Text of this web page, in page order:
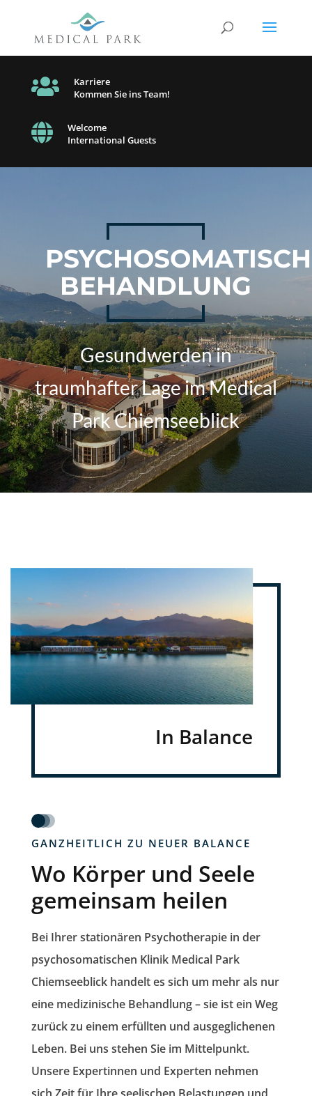

Karriere
Kommen Sie ins Team!

Welcome
International Guests
BEHANDLUNG
Gesundwerden in
traumhafter Lage im Medical
Park Chiemseeblick
In Balance
GANZHEITLICH ZU NEUER BALANCE
Wo Körper und Seele
gemeinsam heilen
Bei Ihrer stationären Psychotherapie in der
psychosomatischen Klinik Medical Park
Chiemseeblick handelt es sich um mehr als nur
eine medizinische Behandlung – sie ist ein Weg
zurück zu einem erfüllten und ausgeglichenen
Leben. Bei uns stehen Sie im Mittelpunkt.
Unsere Expertinnen und Experten nehmen